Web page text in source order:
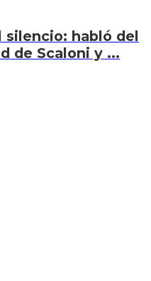
habló del
de Scaloni y ...